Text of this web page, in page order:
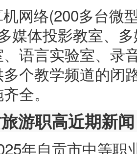
网络(200多台微
媒体投影教室、
语言实验室、录
个教学频道的闭
全。
游职高近期新闻
年自贡市中等职